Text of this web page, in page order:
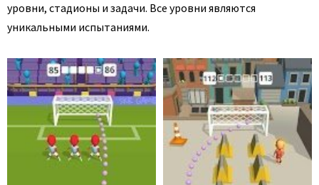
уровни, стадионы и задачи. Все уровни являются
уникальными испытаниями.